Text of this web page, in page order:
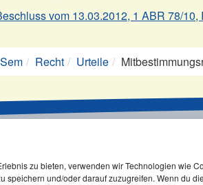
zu bieten, verwenden wir Technologien wie
speichern und/oder darauf zuzugreifen. Wenn du
vom 13.03.2012, 1 ABR 78/10,
Recht Urteile
KomSem GmbH.